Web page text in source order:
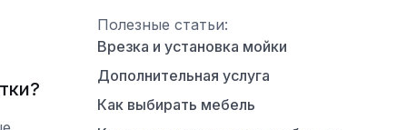
Полезные статьи:
Врезка и установка мойки
Дополнительная услуга
Как выбирать мебель